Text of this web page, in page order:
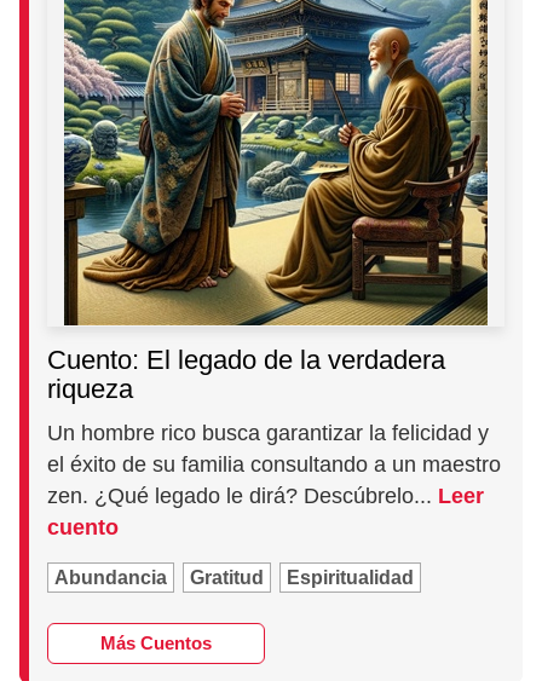
Cuento: El legado de la verdadera
riqueza
Un hombre rico busca garantizar la felicidad y
el éxito de su familia consultando a un maestro
zen. ¿Qué legado le dirá? Descúbrelo... Leer
cuento
Abundancia Gratitud Espiritualidad
Más Cuentos